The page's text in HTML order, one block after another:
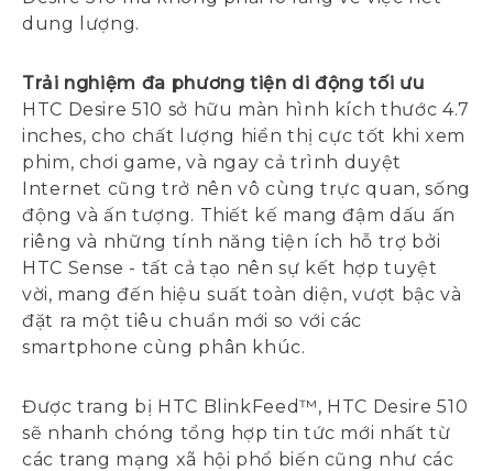
dung lượng.
Trải nghiệm đa phương tiện di động tối ưu
HTC Desire 510 sở hữu màn hình kích thước 4.7
inches, cho chất lượng hiển thị cực tốt khi xem
phim, chơi game, và ngay cả trình duyệt
Internet cũng trở nên vô cùng trực quan, sống
động và ấn tượng. Thiết kế mang đậm dấu ấn
riêng và những tính năng tiện ích hỗ trợ bởi
HTC Sense - tất cả tạo nên sự kết hợp tuyệt
vời, mang đến hiệu suất toàn diện, vượt bậc và
đặt ra một tiêu chuẩn mới so với các
smartphone cùng phân khúc.
Được trang bị HTC BlinkFeed™, HTC Desire 510
sẽ nhanh chóng tổng hợp tin tức mới nhất từ
các trang mạng xã hội phổ biến cũng như các